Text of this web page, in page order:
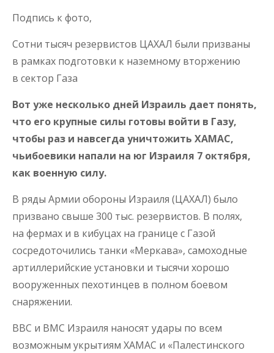
Подпись к фото,
Сотни тысяч резервистов ЦАХАЛ были призваны
в рамках подготовки к наземному вторжению
в сектор Газа
Вот уже несколько дней Израиль дает понять,
что его крупные силы готовы войти в Газу,
чтобы раз и навсегда уничтожить ХАМАС,
чьибоевики напали на юг Израиля 7 октября,
как военную силу.
В ряды Армии обороны Израиля (ЦАХАЛ) было
призвано свыше 300 тыс. резервистов. В полях,
на фермах и в кибуцах на границе с Газой
сосредоточились танки «Меркава», самоходные
артиллерийские установки и тысячи хорошо
вооруженных пехотинцев в полном боевом
снаряжении.
ВВС и ВМС Израиля наносят удары по всем
возможным укрытиям ХАМАС и «Палестинского